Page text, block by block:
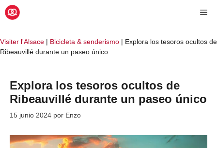
Saltar
Visiter l'Alsace | Bicicleta & senderismo | Explora los tesoros ocultos de
Ribeauvillé durante un paseo único
Explora los tesoros ocultos de
Ribeauvillé durante un paseo único
15 junio 2024 por Enzo